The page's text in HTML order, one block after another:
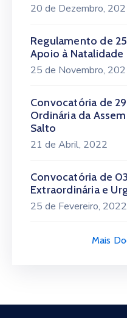
20 de Dezembro,
Regulamento de
Apoio à Natalidade
25 de Novembro,
Convocatória de
Ordinária da
Salto
21 de Abril, 2022
Convocatória de
Extraordinária e
25 de Fevereiro, 2022
Mais